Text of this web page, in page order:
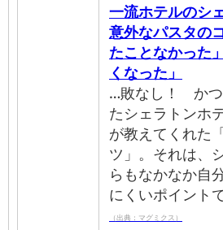
一流ホテルのシ
意外なパスタの
たことなかった
くなった」
…敗なし！ かつ
たシェラトンホ
が教えてくれた
ツ」。それは、
らもなかなか自
にくいポイント
（出典：マグミクス）